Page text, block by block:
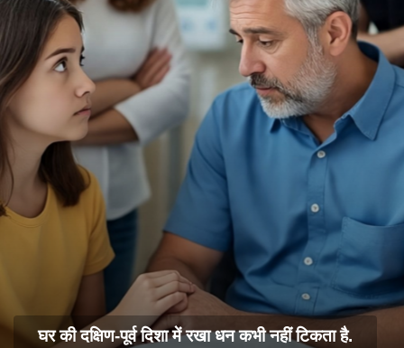
घर की दक्षिण-पूर्व दिशा में रखा धन कभी नहीं टिकता है.